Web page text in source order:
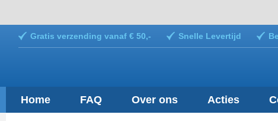
Gratis verzending vanaf € 50,- Snelle Levertijd
Home FAQ Over ons Acties